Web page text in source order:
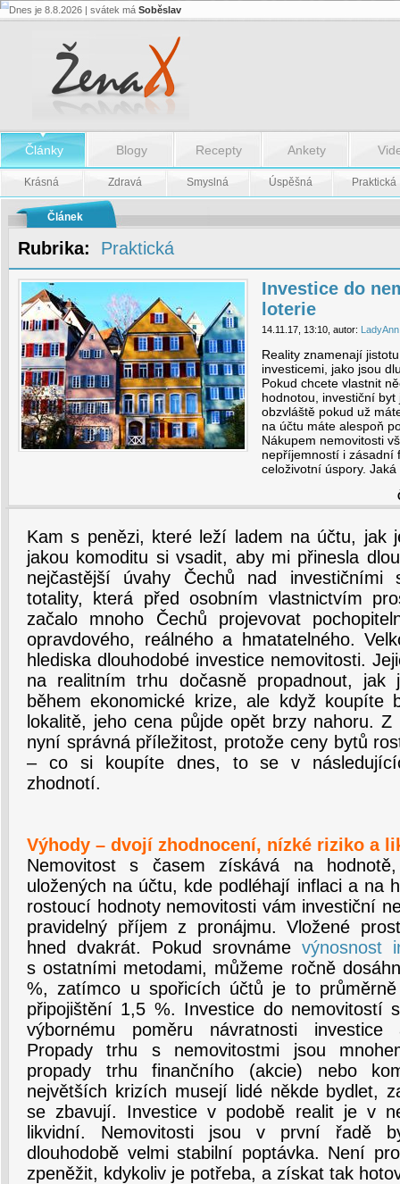
Investice
nemovistosti
nemovistosti
není
loterie
Dnes je 8.8.2026 | svátek má Soběslav
Články Blogy Recepty Ankety
Krásná Zdravá Smyslná Úspěšná Praktická
Článek
Rubrika: Praktická
Investice do
loterie
14.11.17, 13:10, autor: LadyAnn
Reality znamenají
investicemi, jako jsou
Pokud chcete vlastnit
hodnotou, investiční
obzvláště pokud už
na účtu máte alespoň
Nákupem nemovitosti
nepříjemností i zásadní
celoživotní úspory.
Kam s penězi, které leží ladem na účtu, jak
jakou komoditu si vsadit, aby mi přinesla
nejčastější úvahy Čechů nad investičními
totality, která před osobním vlastnictvím
začalo mnoho Čechů projevovat
opravdového, reálného a hmatatelného.
hlediska dlouhodobé investice nemovitosti.
na realitním trhu dočasně propadnout, jak
během ekonomické krize, ale když koupíte
lokalitě, jeho cena půjde opět brzy nahoru.
nyní správná příležitost, protože ceny bytů
– co si koupíte dnes, to se v
zhodnotí.
Výhody – dvojí zhodnocení, nízké riziko a
Nemovitost s časem získává na
uložených na účtu, kde podléhají inflaci a na
rostoucí hodnoty nemovitosti vám investiční
pravidelný příjem z pronájmu. Vložené
hned dvakrát. Pokud srovnáme výnosnost
s ostatními metodami, můžeme ročně
%, zatímco u spořicích účtů je to
připojištění 1,5 %. Investice do nemovitostí
výbornému poměru návratnosti
Propady trhu s nemovitostmi jsou
propady trhu finančního (akcie) nebo
největších krizích musejí lidé někde bydlet,
se zbavují. Investice v podobě realit je v
likvidní. Nemovitosti jsou v první řadě
dlouhodobě velmi stabilní poptávka. Není
zpeněžit, kdykoliv je potřeba, a získat tak